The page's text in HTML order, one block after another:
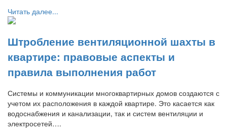
Читать далее...
Штробление вентиляционной шахты в
квартире: правовые аспекты и
правила выполнения работ
Системы и коммуникации многоквартирных домов создаются с
учетом их расположения в каждой квартире. Это касается как
водоснабжения и канализации, так и систем вентиляции и
электросетей….